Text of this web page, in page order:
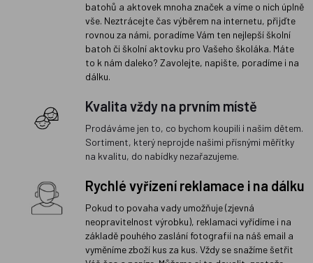
batohů a aktovek mnoha značek a víme o nich úplně
vše. Neztrácejte čas výběrem na internetu, přijďte
rovnou za námi, poradíme Vám ten nejlepší školní
batoh či školní aktovku pro Vašeho školáka. Máte
to k nám daleko? Zavolejte, napište, poradíme i na
dálku.
Kvalita vždy na prvním místě
Prodáváme jen to, co bychom koupili i našim dětem.
Sortiment, který neprojde našimi přísnými měřítky
na kvalitu, do nabídky nezařazujeme.
Rychlé vyřízení reklamace i na dálku
Pokud to povaha vady umožňuje (zjevná
neopravitelnost výrobku), reklamaci vyřídíme i na
základě pouhého zaslání fotografií na náš email a
vyměníme zboží kus za kus. Vždy se snažíme šetřit